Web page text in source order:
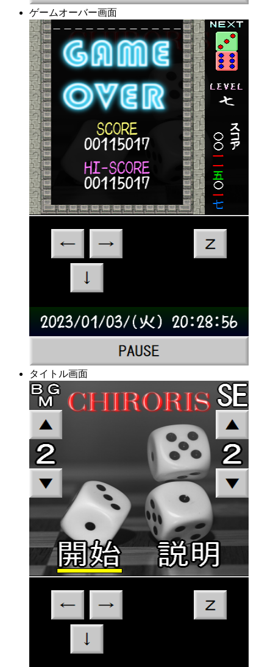
ゲームオーバー画面
タイトル画面